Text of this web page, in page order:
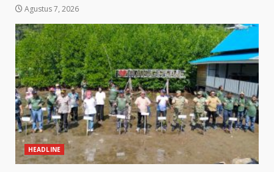
Agustus 7, 2026
HEADLINE